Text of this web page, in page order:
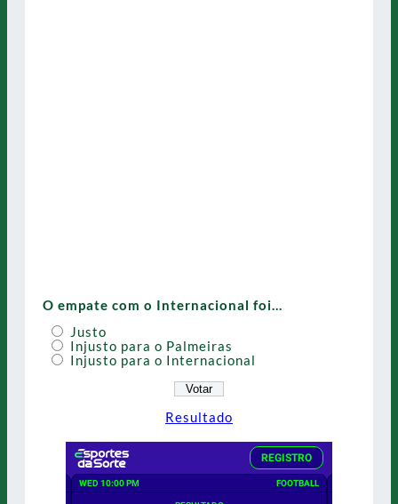
O empate com o Internacional foi…
Justo
Injusto para o Palmeiras
Injusto para o Internacional
Resultado